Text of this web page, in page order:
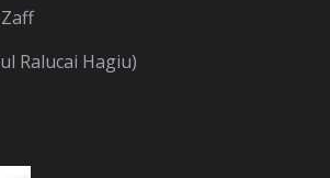
Ralucai Hagiu)